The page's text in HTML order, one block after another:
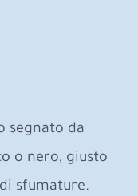
segnato da
o nero, giusto
sfumature.